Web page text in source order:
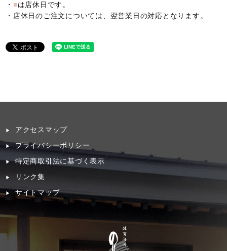
・ ■は店休日です。
・店休日のご注文については、翌営業日の対応となります。
アクセスマップ
プライバシーポリシー
特定商取引法に基づく表示
リンク集
サイトマップ